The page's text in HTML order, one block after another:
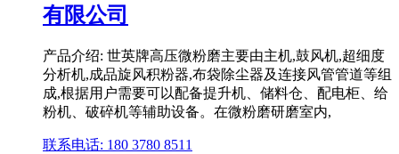
有限公司
产品介绍: 世英牌高压微粉磨主要由主机,鼓风机,超细度
分析机,成品旋风积粉器,布袋除尘器及连接风管管道等组
成,根据用户需要可以配备提升机、储料仓、配电柜、给
粉机、破碎机等辅助设备。在微粉磨研磨室内,
联系电话: 180 3780 8511